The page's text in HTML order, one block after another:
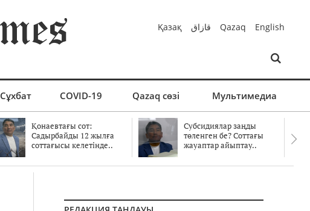
Қазақ قازاق Qazaq English
Сұхбат COVID-19 Qazaq сөзі Мультимедиа
Қонаевтағы сот:
Садырбайды 12 жылға
соттағысы келетінде..
Субсидиялар заңды
төленген бе? Соттағы
жауаптар айыптау..